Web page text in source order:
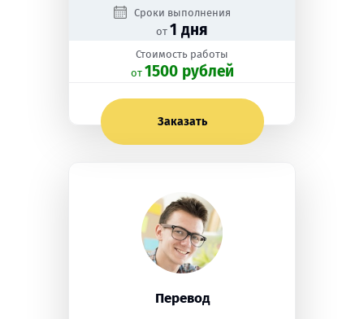
Сроки выполнения
от 1 дня
Стоимость работы
oт 1500 рублей
Заказать
Перевод